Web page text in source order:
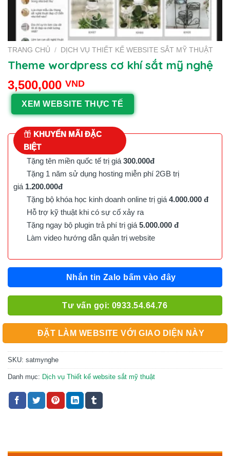
TRANG CHỦ / DỊCH VỤ THIẾT KẾ WEBSITE SẮT MỸ THUẬT
Theme wordpress cơ khí sắt mỹ nghệ
3,500,000 VND
XEM WEBSITE THỰC TẾ
KHUYẾN MÃI ĐẶC
BIỆT
Tặng tên miền quốc tế trị giá 300.000đ
Tặng 1 năm sử dụng hosting miễn phí 2GB trị
giá 1.200.000đ
Tặng bộ khóa học kinh doanh online trị giá 4.000.000 đ
Hỗ trợ kỹ thuật khi có sự cố xảy ra
Tặng ngay bộ plugin trả phí trị giá 5.000.000 đ
Làm video hướng dẫn quản trị website
Nhắn tin Zalo bấm vào đây
Tư vấn gọi: 0933.54.64.76
ĐẶT LÀM WEBSITE VỚI GIAO DIỆN NÀY
SKU: satmynghe
Danh mục: Dịch vụ Thiết kế website sắt mỹ thuật